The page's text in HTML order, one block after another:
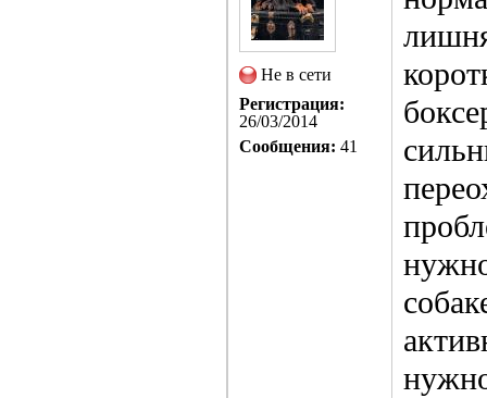
Не в сети
Регистрация:
26/03/2014
Сообщения: 41